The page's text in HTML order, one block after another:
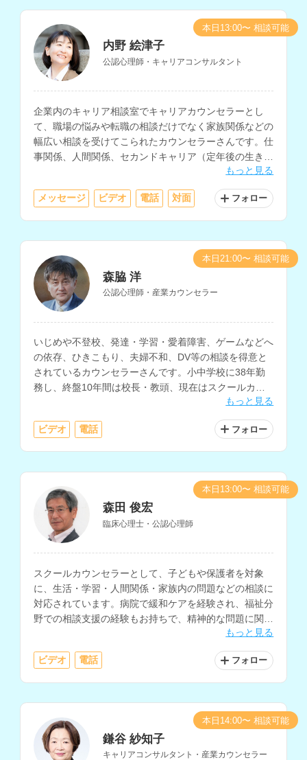
内野 絵津子
公認心理師・キャリアコンサルタント
企業内のキャリア相談室でキャリアカウンセラーとし
て、職場の悩みや転職の相談だけでなく家族関係などの
幅広い相談を受けてこられたカウンセラーさんです。仕
事関係、人間関係、セカンドキャリア（定年後の生き
もっと見る
メッセージ ビデオ 電話 対面 フォロー
本日13:00〜 相談可能
森脇 洋
公認心理師・産業カウンセラー
いじめや不登校、発達・学習・愛着障害、ゲームなどへ
の依存、ひきこもり、夫婦不和、DV等の相談を得意と
されているカウンセラーさんです。小中学校に38年勤
務し、終盤10年間は校長・教頭、現在はスクールカウ
ンセラーとして、生徒や保護者の相談に対応されていま
もっと見る
ビデオ 電話 フォロー
本日21:00〜 相談可能
森田 俊宏
臨床心理士・公認心理師
スクールカウンセラーとして、子どもや保護者を対象
に、生活・学習・人間関係・家族内の問題などの相談に
対応されています。病院で緩和ケアを経験され、福祉分
野での相談支援の経験もお持ちで、精神的な問題に関す
もっと見る
ビデオ 電話 フォロー
本日13:00〜 相談可能
鎌谷 紗知子
キャリアコンサルタント・産業カウンセラー
本日14:00〜 相談可能